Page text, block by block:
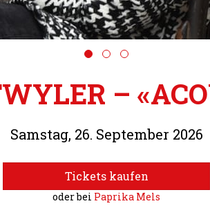
–
Samstag, 26. September 2026
Tickets kaufen
oder bei Paprika Mels